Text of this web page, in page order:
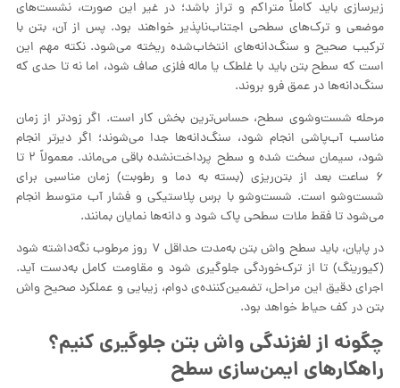
زیرسازی باید کاملاً متراکم و تراز باشد؛ در غیر این صورت، نشست‌های
موضعی و ترک‌های سطحی اجتناب‌ناپذیر خواهند بود. پس از آن، بتن با
ترکیب صحیح و سنگ‌دانه‌های انتخاب‌شده ریخته می‌شود. نکته مهم این
است که سطح بتن باید با غلطک یا ماله فلزی صاف شود، اما نه تا حدی که
سنگ‌دانه‌ها در عمق فرو بروند.
مرحله شست‌وشوی سطح، حساس‌ترین بخش کار است. اگر زودتر از زمان
مناسب آب‌پاشی انجام شود، سنگ‌دانه‌ها جدا می‌شوند؛ اگر دیرتر انجام
شود، سیمان سخت شده و سطح پرداخت‌نشده باقی می‌ماند. معمولاً ۲ تا
۶ ساعت بعد از بتن‌ریزی (بسته به دما و رطوبت) زمان مناسبی برای
شست‌وشو است. شست‌وشو با برس پلاستیکی و فشار آب متوسط انجام
می‌شود تا فقط ملات سطحی پاک شود و دانه‌ها نمایان بمانند.
در پایان، باید سطح واش بتن به‌مدت حداقل ۷ روز مرطوب نگه‌داشته شود
(کیورینگ) تا از ترک‌خوردگی جلوگیری شود و مقاومت کامل به‌دست آید.
اجرای دقیق این مراحل، تضمین‌کننده‌ی دوام، زیبایی و عملکرد صحیح واش
بتن در کف حیاط خواهد بود.
چگونه از لغزندگی واش بتن جلوگیری کنیم؟
راهکارهای ایمن‌سازی سطح